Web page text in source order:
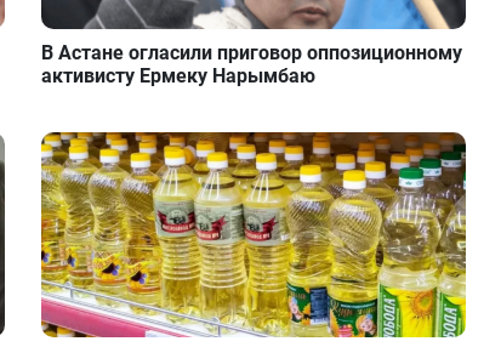
В Астане огласили приговор оппозиционному
активисту Ермеку Нарымбаю